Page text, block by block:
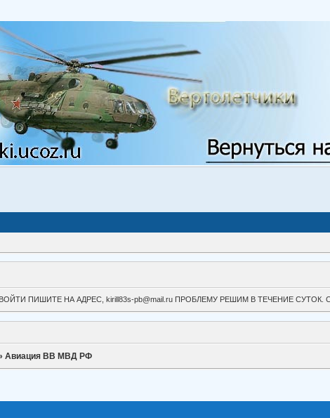
ПИШИТЕ НА АДРЕС, kirill83s-pb@mail.ru ПРОБЛЕМУ РЕШИМ В ТЕЧЕНИЕ
Авиация ВВ МВД РФ